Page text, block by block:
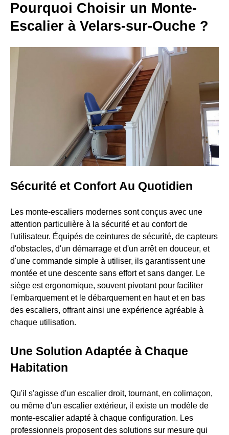
Pourquoi Choisir un Monte-
Escalier à Velars-sur-Ouche ?
Sécurité et Confort Au Quotidien
Les monte-escaliers modernes sont conçus avec une
attention particulière à la sécurité et au confort de
l'utilisateur. Équipés de ceintures de sécurité, de capteurs
d'obstacles, d'un démarrage et d'un arrêt en douceur, et
d'une commande simple à utiliser, ils garantissent une
montée et une descente sans effort et sans danger. Le
siège est ergonomique, souvent pivotant pour faciliter
l'embarquement et le débarquement en haut et en bas
des escaliers, offrant ainsi une expérience agréable à
chaque utilisation.
Une Solution Adaptée à Chaque
Habitation
Qu'il s'agisse d'un escalier droit, tournant, en colimaçon,
ou même d'un escalier extérieur, il existe un modèle de
monte-escalier adapté à chaque configuration. Les
professionnels proposent des solutions sur mesure qui